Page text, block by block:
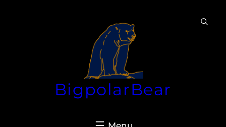
BigpolarBear